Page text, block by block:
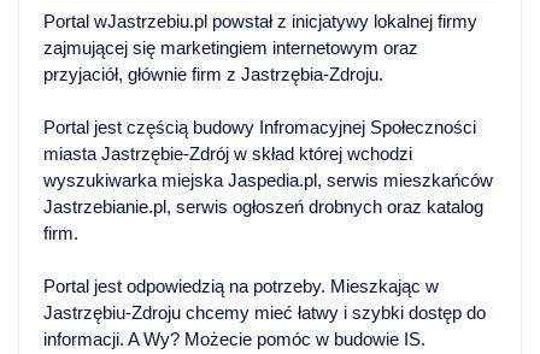
Portal wJastrzebiu.pl powstał z inicjatywy lokalnej firmy
zajmującej się marketingiem internetowym oraz
przyjaciół, głównie firm z Jastrzębia-Zdroju.
Portal jest częścią budowy Infromacyjnej Społeczności
miasta Jastrzębie-Zdrój w skład której wchodzi
wyszukiwarka miejska Jaspedia.pl, serwis mieszkańców
Jastrzebianie.pl, serwis ogłoszeń drobnych oraz katalog
firm.
Portal jest odpowiedzią na potrzeby. Mieszkając w
Jastrzębiu-Zdroju chcemy mieć łatwy i szybki dostęp do
informacji. A Wy? Możecie pomóc w budowie IS.